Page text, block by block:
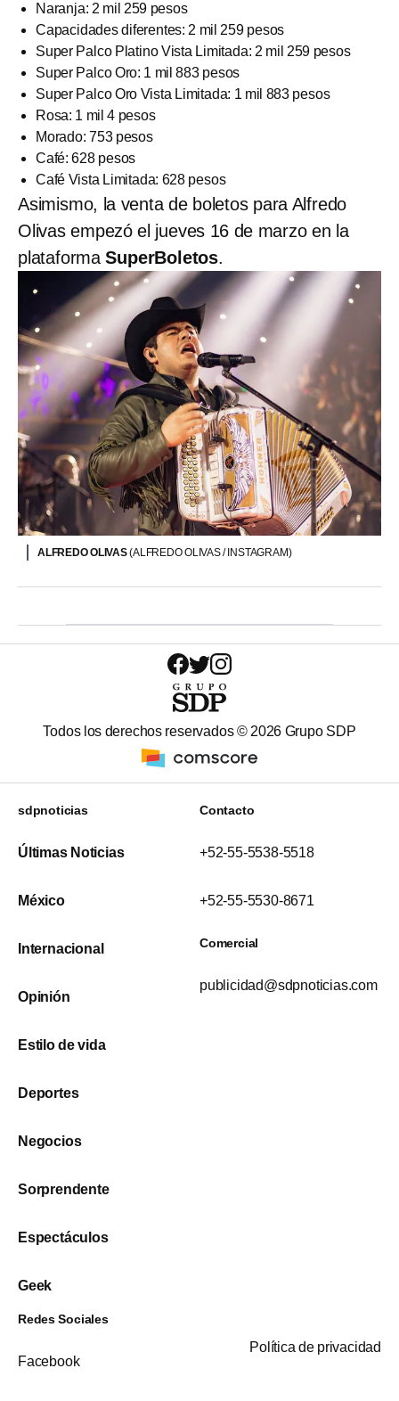
Naranja: 2 mil 259 pesos
Capacidades diferentes: 2 mil 259 pesos
Super Palco Platino Vista Limitada: 2 mil 259 pesos
Super Palco Oro: 1 mil 883 pesos
Super Palco Oro Vista Limitada: 1 mil 883 pesos
Rosa: 1 mil 4 pesos
Morado: 753 pesos
Café: 628 pesos
Café Vista Limitada: 628 pesos
Asimismo, la venta de boletos para Alfredo
Olivas empezó el jueves 16 de marzo en la
plataformaSuperBoletos.
ALFREDO OLIVAS(ALFREDO OLIVAS / INSTAGRAM)
Todos los derechos reservados ©2026 Grupo SDP
sdpnoticias
Últimas Noticias
México
Internacional
Opinión
Estilo de vida
Deportes
Negocios
Sorprendente
Espectáculos
Geek
Contacto
+52-55-5538-5518
+52-55-5530-8671
Comercial
publicidad@sdpnoticias.com
Redes Sociales
Facebook
Política de privacidad